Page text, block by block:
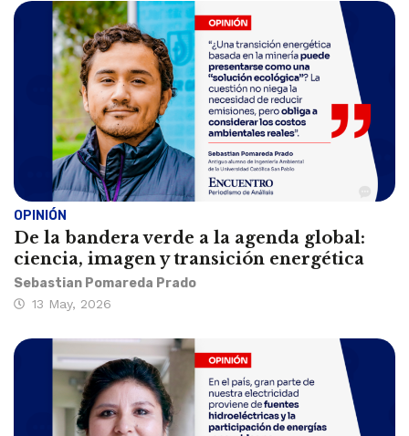
OPINIÓN
De la bandera verde a la agenda global:
ciencia, imagen y transición energética
Sebastian Pomareda Prado
13 May, 2026